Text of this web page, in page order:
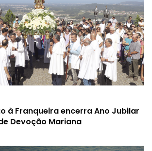
à Franqueira encerra Ano Jubilar
Devoção Mariana